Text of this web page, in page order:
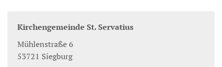
Kirchengemeinde St. Servatius
Mühlenstraße 6
53721 Siegburg